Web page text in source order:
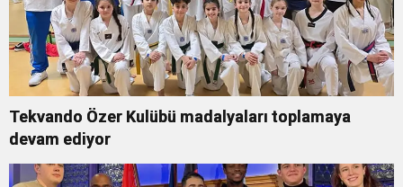
Tekvando Özer Kulübü madalyaları toplamaya
devam ediyor